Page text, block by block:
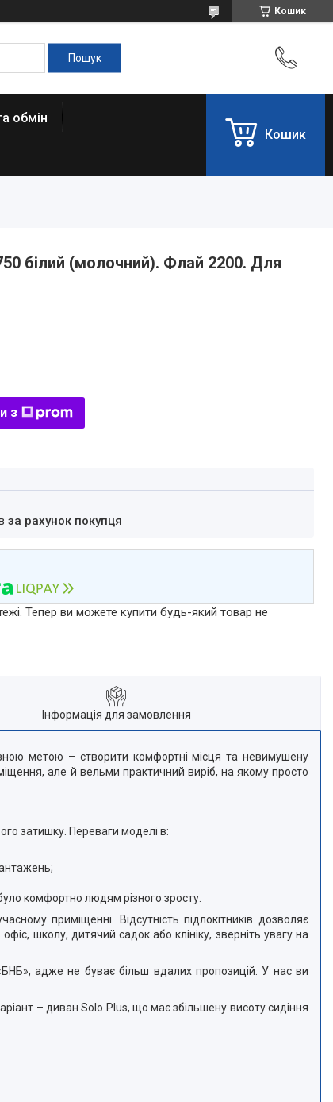
Кошик
обмін
Кошик
білий (молочний). Флай 2200. Для
з
за рахунок покупця
Тепер ви можете купити будь-який товар не
Інформація для замовлення
метою – створити комфортні місця та невимушену
але й вельми практичний виріб, на якому просто
затишку. Переваги моделі в:
комфортно людям різного зросту.
приміщенні. Відсутність підлокітників дозволяє
школу, дитячий садок або клініку, зверніть увагу на
адже не буває більш вдалих пропозицій. У нас ви
– диван Solo Plus, що має збільшену висоту сидіння